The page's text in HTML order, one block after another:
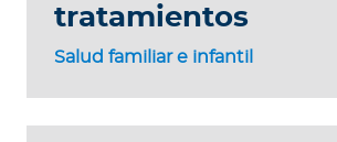
Salud familiar e infantil
tratamientos